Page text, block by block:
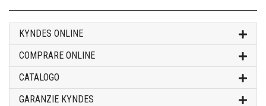
KYNDES ONLINE
COMPRARE ONLINE
CATALOGO
GARANZIE KYNDES